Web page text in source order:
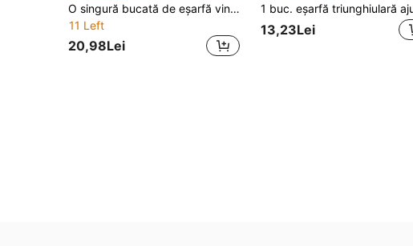
O singură bucată de eșarfă vintage franceză, femei, dulci și drăguțe, flori de croșetat, eșarfă triunghiulară tricotată manual, potrivită pentru activități în aer liber, cum ar fi drumeții, camping pentru protecție solară și accesorii rezistente la vânt Femei
11 Left
20,98Lei
13,23Lei